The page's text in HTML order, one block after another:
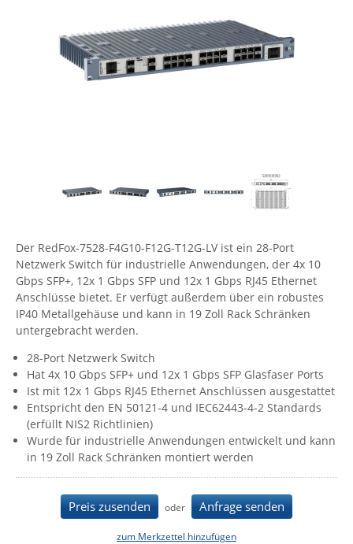
IP, WLAN & GSM Sensorik
Datenlogger
IoT - Internet of Things
Remote I/O
IPC, Industrielle Netzwerktechnik & WLAN
Industrielle Netzwerktechnik / Kommunikation
Industrielle Computer
CompleTech
Contemporary Controls
Fokus Technologies
Gude
Guntermann & Drunck
High Sec Labs
HW group
IEC Lock
Ihse
Kerlink
Kramer Electronics
Legrand
LigoWave
Der RedFox-7528-F4G10-F12G-T12G-LV ist ein 28-Port
Netzwerk Switch für industrielle Anwendungen, der 4x 10
Gbps SFP+, 12x 1 Gbps SFP und 12x 1 Gbps RJ45 Ethernet
Anschlüsse bietet. Er verfügt außerdem über ein robustes
IP40 Metallgehäuse und kann in 19 Zoll Rack Schränken
untergebracht werden.
28-Port Netzwerk Switch
Hat 4x 10 Gbps SFP+ und 12x 1 Gbps SFP Glasfaser Ports
Ist mit 12x 1 Gbps RJ45 Ethernet Anschlüssen ausgestattet
Entspricht den EN 50121-4 und IEC62443-4-2 Standards
(erfüllt NIS2 Richtlinien)
Wurde für industrielle Anwendungen entwickelt und kann
in 19 Zoll Rack Schränken montiert werden
Preis zusenden oder Anfrage senden
zum Merkzettel hinzufügen